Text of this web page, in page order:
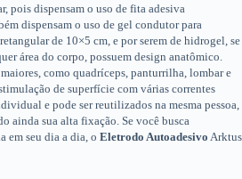
pois dispensam o uso de fita adesiva
dispensam o uso de gel condutor para
de 10×5 cm, e por serem de hidrogel, se
área do corpo, possuem design anatômico.
como quadríceps, panturrilha, lombar e
de superfície com várias correntes
e pode ser reutilizados na mesma pessoa,
ainda sua alta fixação. Se você busca
em seu dia a dia, o Eletrodo Autoadesivo Arktus